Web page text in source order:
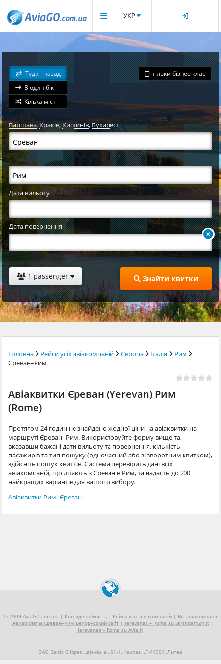
УКР
Туди і назад
В один бік
Кілька міст
тільки бізнес-клас
Варшава,Краків,Кишинів,Бухарест
Дата вильоту
Дата повернення
1 passenger Знайти квитки
Головна Рейси усіх авіакомпаній Європа Італія
Рим
Єреван–Рим
Авіаквитки Єреван (Yerevan) Рим
(Rome)
Протягом 24 годин не знайдено жодної ціни на авіаквитки на
маршруті Єреван–Рим. Використовуйте форму вище та,
вказавши бажані дати вильоту та повернення, кількість
пасажирів та тип пошуку (одночасний або зі зворотним квитком),
здійсніть пошук квитків. Система перевірить дані всіх
авіакомпаній, що літають з Єреван в Рим, та надасть до 200
найкращих варіантів для вашого вибору.
Авіаквитки Рим–Єреван
© 2009 AviaGO.com.ua | Конфіденційність | Рейси усіх авіакомпаній | Всі авіакомпанії
| Авиабилеты Єреван–Рим, Белорусский сайт| Jerevanas – Roma su Skrendam24.lt |
Jerevanas – Roma su Avia.lt
ЗАО Baltic Clipper, Laisvės al. 61-1, Kaunas, LT-44304, Литва